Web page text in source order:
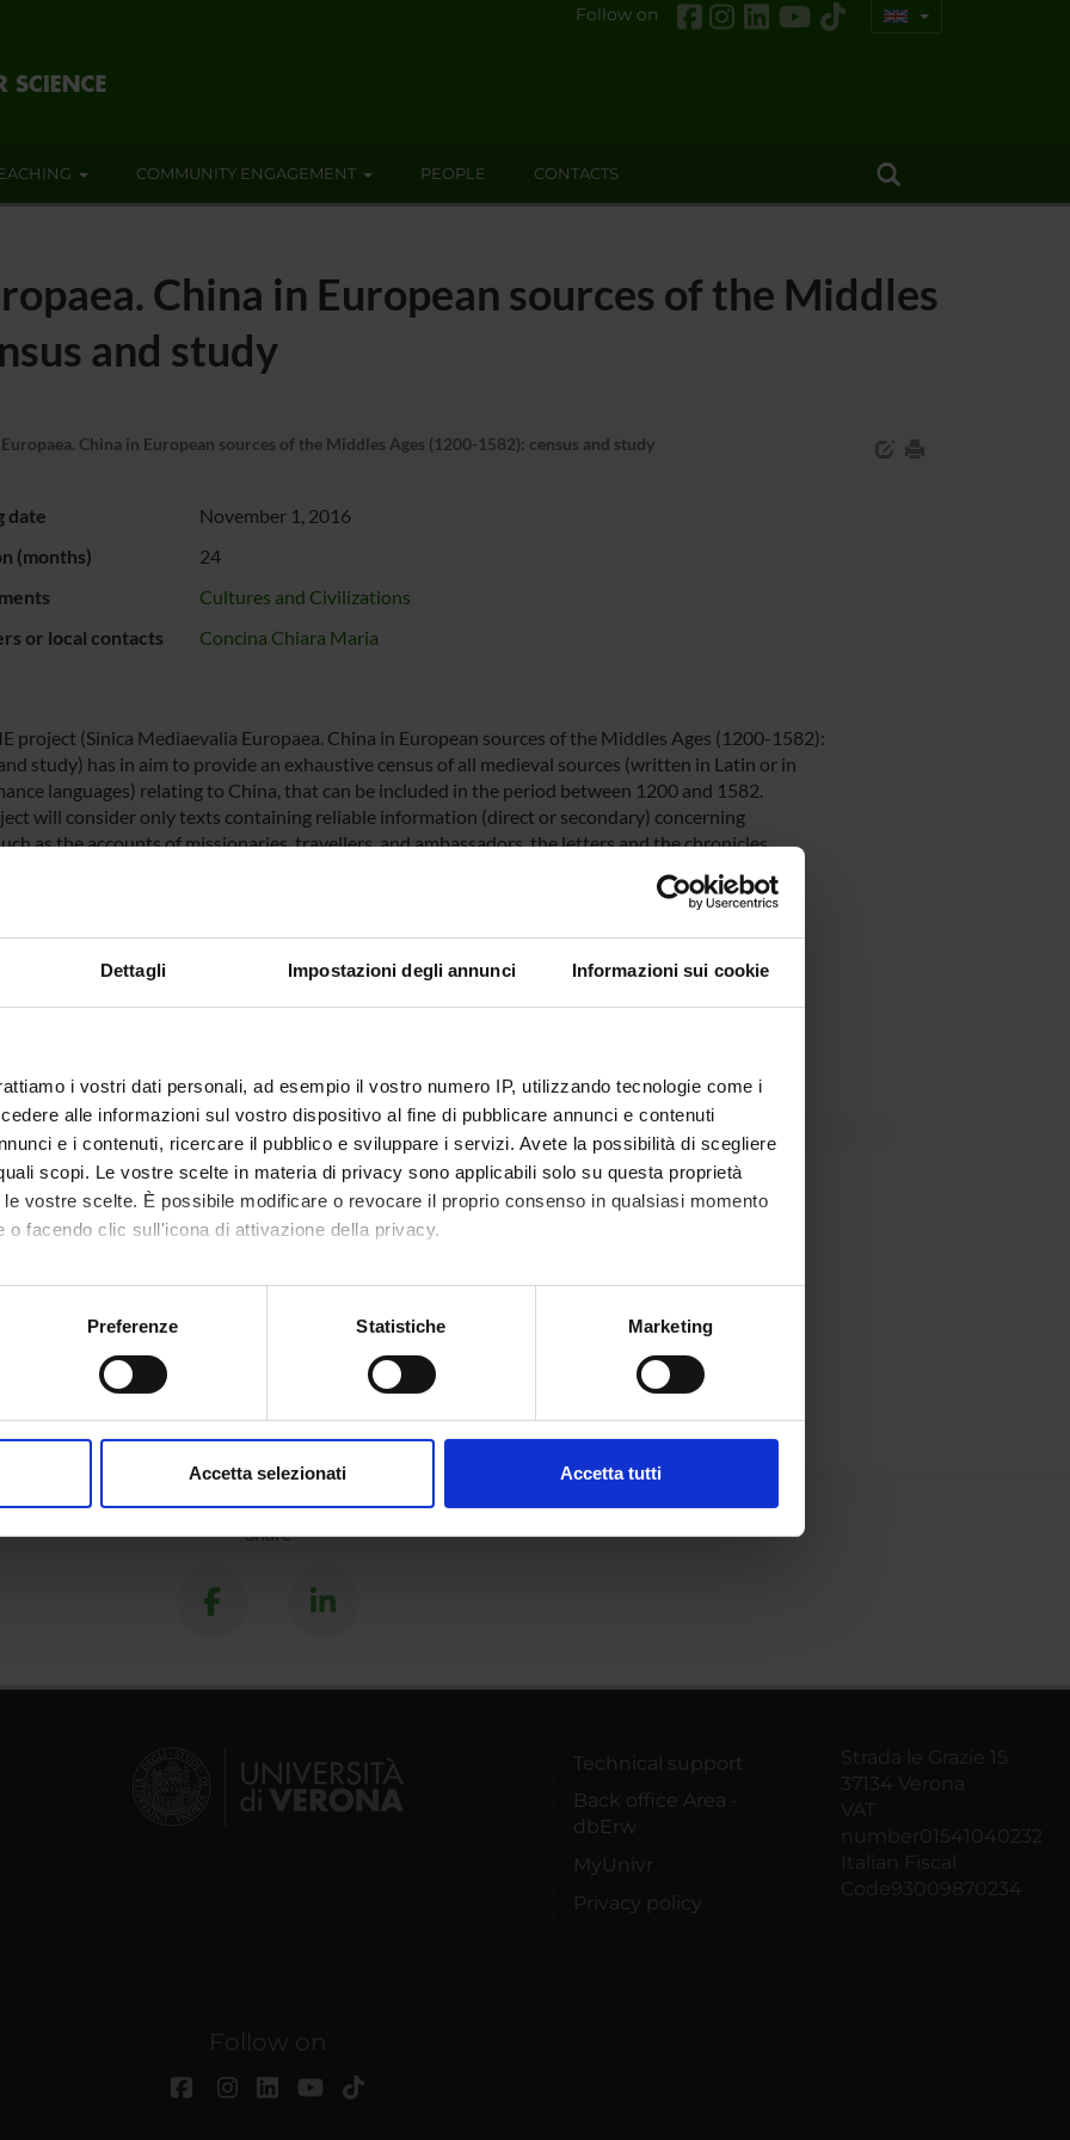
Dettagli Impostazioni degli annunci Informazioni sui cookie
i vostri dati personali, ad esempio il vostro numero IP, utilizzando tecnologie come i
alle informazioni sul vostro dispositivo al fine di pubblicare annunci e contenuti
e i contenuti, ricercare il pubblico e sviluppare i servizi. Avete la possibilità di scegliere
scopi. Le vostre scelte in materia di privacy sono applicabili solo su questa proprietà
vostre scelte. È possibile modificare o revocare il proprio consenso in qualsiasi momento
o facendo clic sull'icona di attivazione della privacy.
anche:
sulla tua posizione geografica, con un'approssimazione di qualche metro,
in qualsiasi momento dalla Dichiarazione sui cookie.
Preferenze Statistiche Marketing
Accetta selezionati Accetta tutti
Follow on
COMMUNITY ENGAGEMENT PEOPLE CONTACTS
China in European sources of the Middles
and study
China in European sources of the Middles Ages (1200-1582): census and study
date
November 1, 2016
(months)
24
Cultures and Civilizations
or local contacts
Concina Chiara Maria
project (Sinica Mediaevalia Europaea. China in European sources of the Middles Ages (1200-1582):
study) has in aim to provide an exhaustive census of all medieval sources (written in Latin or in
languages) relating to China, that can be included in the period between 1200 and 1582.
will consider only texts containing reliable information (direct or secondary) concerning
as the accounts of missionaries, travellers, and ambassadors, the letters and the chronicles.
works (such as imaginary journeys), will be excluded from the corpus. Works will be
by following a standard scheme; this stage of the project is extremely important because it will
will be made available to the scientific community by loading them on an open access
to the project.
a series of studies related to the project.
PARTICIPANTS
Concina Associate Professor
Share
Technical support
Back office Area -
dbErw
MyUnivr
Privacy policy
Strada le Grazie 15
37134 Verona
VAT
number01541040232
Italian Fiscal
Code93009870234
Follow on